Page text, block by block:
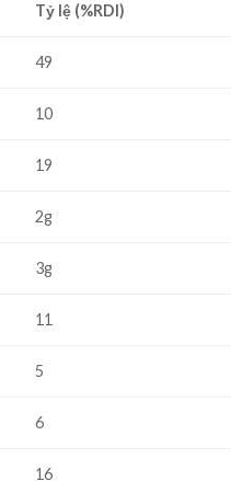
Tỷ lệ (%RDI)
49
10
19
2g
3g
11
5
6
16